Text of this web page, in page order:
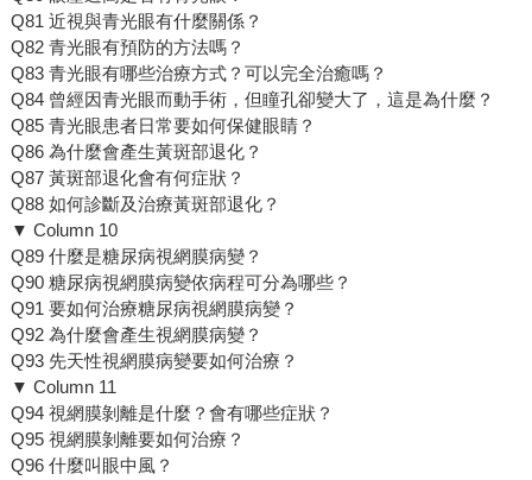
Q81 近視與青光眼有什麼關係？
Q82 青光眼有預防的方法嗎？
Q83 青光眼有哪些治療方式？可以完全治癒嗎？
Q84 曾經因青光眼而動手術，但瞳孔卻變大了，這是為什麼？
Q85 青光眼患者日常要如何保健眼睛？
Q86 為什麼會產生黃斑部退化？
Q87 黃斑部退化會有何症狀？
Q88 如何診斷及治療黃斑部退化？
▼ Column 10
Q89 什麼是糖尿病視網膜病變？
Q90 糖尿病視網膜病變依病程可分為哪些？
Q91 要如何治療糖尿病視網膜病變？
Q92 為什麼會產生視網膜病變？
Q93 先天性視網膜病變要如何治療？
▼ Column 11
Q94 視網膜剝離是什麼？會有哪些症狀？
Q95 視網膜剝離要如何治療？
Q96 什麼叫眼中風？